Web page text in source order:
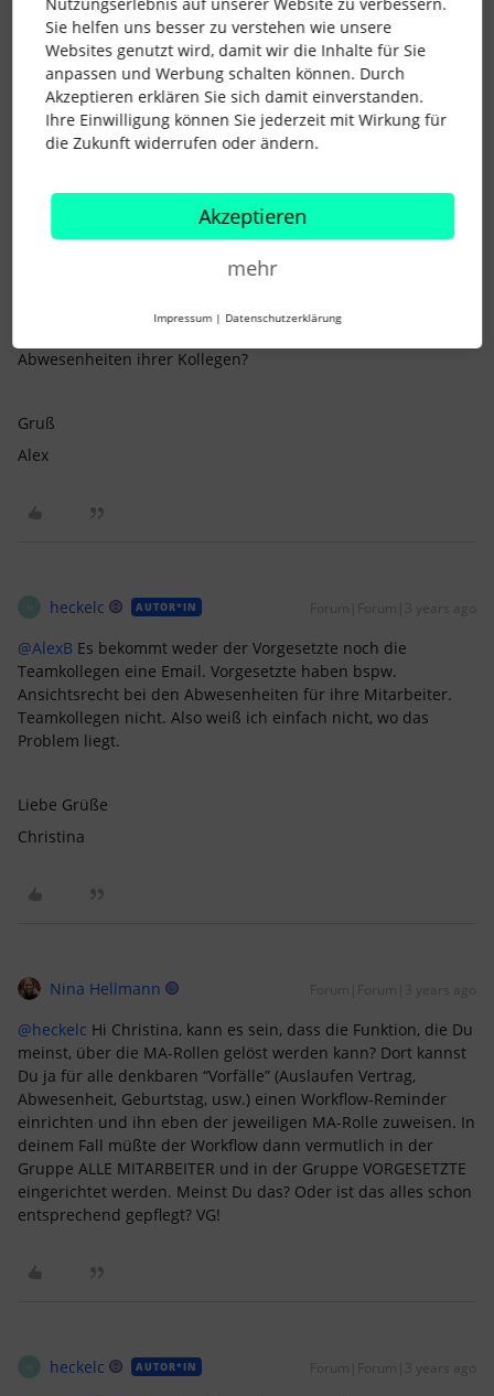
AlexB Forum|Forum|3 years ago
Moin,
bekommt der Vorgesetzte die E-Mail, und nur die
Erinnerungen gehen nur, wenn ich mich richtig entsinne,
wenn der MA, der die Erinnerung erhalten soll, Ansichtsrecht
auf das Attribut hat. Jetzt ist ein bisschen die Frage, was das
Abwesenheiten ihrer Kollegen?
Gruß
Alex
heckelc AUTOR*IN Forum|Forum|3 years ago
@AlexB Es bekommt weder der Vorgesetzte noch die
Teamkollegen eine Email. Vorgesetzte haben bspw.
Ansichtsrecht bei den Abwesenheiten für ihre Mitarbeiter.
Teamkollegen nicht. Also weiß ich einfach nicht, wo das
Problem liegt.
Liebe Grüße
Christina
Nina Hellmann Forum|Forum|3 years ago
@heckelc Hi Christina, kann es sein, dass die Funktion, die Du
meinst, über die MA-Rollen gelöst werden kann? Dort kannst
Du ja für alle denkbaren “Vorfälle” (Auslaufen Vertrag,
Abwesenheit, Geburtstag, usw.) einen Workflow-Reminder
einrichten und ihn eben der jeweiligen MA-Rolle zuweisen. In
deinem Fall müßte der Workflow dann vermutlich in der
Gruppe ALLE MITARBEITER und in der Gruppe VORGESETZTE
eingerichtet werden. Meinst Du das? Oder ist das alles schon
entsprechend gepflegt? VG!
heckelc AUTOR*IN Forum|Forum|3 years ago
Sie helfen uns besser zu verstehen wie unsere
Websites genutzt wird, damit wir die Inhalte für Sie
anpassen und Werbung schalten können. Durch
Akzeptieren erklären Sie sich damit einverstanden.
Ihre Einwilligung können Sie jederzeit mit Wirkung für
die Zukunft widerrufen oder ändern.
Akzeptieren
mehr
Impressum | Datenschutzerklärung